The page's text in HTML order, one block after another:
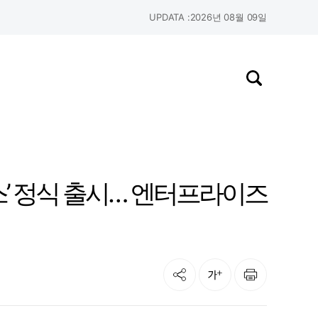
UPDATA :2026년 08월 09일
검색창 열기
정식 출시… 엔터프라이즈
공유 글자크기 인쇄